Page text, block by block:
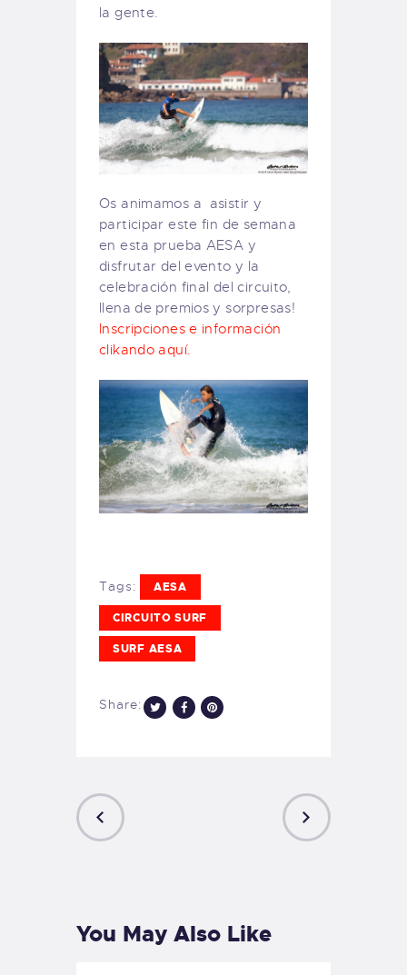
la gente.
Os animamos a asistir y
participar este fin de semana
en esta prueba AESA y
disfrutar del evento y la
celebración final del circuito,
llena de premios y sorpresas!
Inscripciones e información
clikando aquí.
Tags: AESA
CIRCUITO SURF
SURF AESA
Share:
You May Also Like